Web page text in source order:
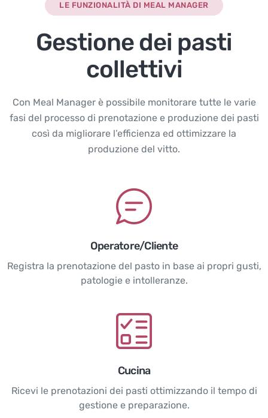
LE FUNZIONALITÀ DI MEAL MANAGER
Gestione dei pasti
collettivi
Con Meal Manager è possibile monitorare tutte le varie
fasi del processo di prenotazione e produzione dei pasti
così da migliorare l’efficienza ed ottimizzare la
produzione del vitto.
Operatore/Cliente
Registra la prenotazione del pasto in base ai propri gusti,
patologie e intolleranze.
Cucina
Ricevi le prenotazioni dei pasti ottimizzando il tempo di
gestione e preparazione.